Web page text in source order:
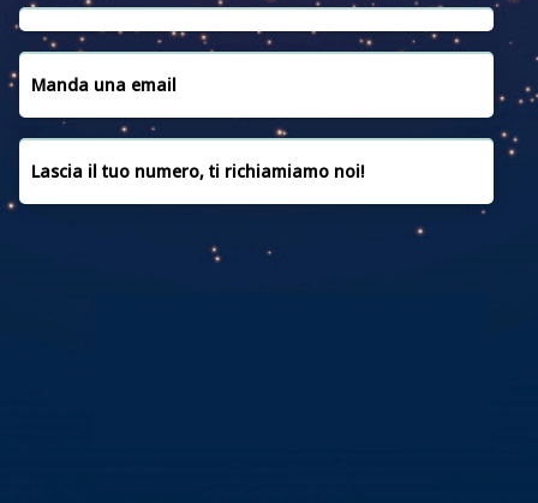
EMERGENZA UCRAINA
CONVENZIONI
CONTATTACI
PRIVACY POLICY
Manda una email
Lascia il tuo numero, ti richiamiamo noi!